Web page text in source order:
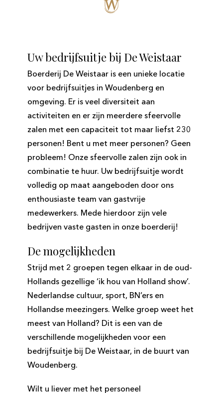
Uw bedrijfsuitje bij De Weistaar
Boerderij De Weistaar is een unieke locatie
voor bedrijfsuitjes in Woudenberg en
omgeving. Er is veel diversiteit aan
activiteiten en er zijn meerdere sfeervolle
zalen met een capaciteit tot maar liefst 230
personen! Bent u met meer personen? Geen
probleem! Onze sfeervolle zalen zijn ook in
combinatie te huur. Uw bedrijfsuitje wordt
volledig op maat aangeboden door ons
enthousiaste team van gastvrije
medewerkers. Mede hierdoor zijn vele
bedrijven vaste gasten in onze boerderij!
De mogelijkheden
Strijd met 2 groepen tegen elkaar in de oud-
Hollands gezellige ‘ik hou van Holland show’.
Nederlandse cultuur, sport, BN’ers en
Hollandse meezingers. Welke groep weet het
meest van Holland? Dit is een van de
verschillende mogelijkheden voor een ​
bedrijfsuitje​ bij De Weistaar, in de buurt van
Woudenberg.
​Wilt u liever met het personeel